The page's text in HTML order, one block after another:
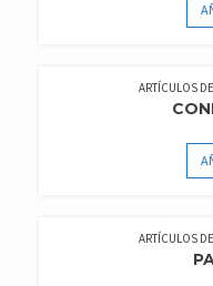
ARTÍCULOS
ARTÍCULOS